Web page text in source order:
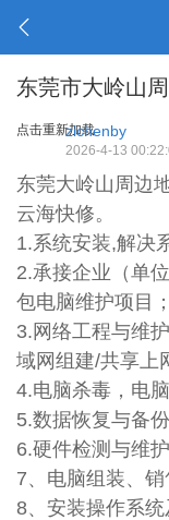
东莞市大岭山
点击重新加载zichenby
2026-4-13
东莞大岭山周边
云海快修。
1.系统安装,解决
2.承​‌‌接企业（单
包电脑维护项目；
3.网络工程与维
域网组建/共享上
4.电脑杀毒，电
5.数据恢复与备
6.硬件检测与维
7、电脑组装、
8、安装操作系统